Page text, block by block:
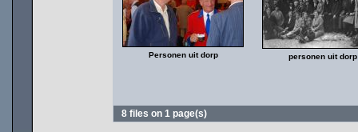
Personen uit dorp personen uit dorp
8 files on 1 page(s)